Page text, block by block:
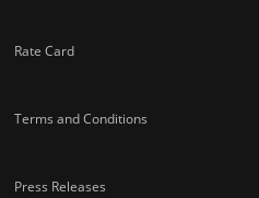
Rate Card
Terms and Conditions
Press Releases